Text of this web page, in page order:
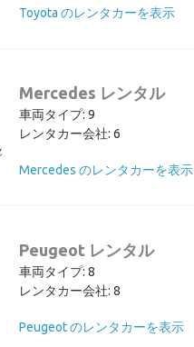
Toyota のレンタカーを表示
Mercedes レンタル
車両タイプ: 9
レンタカー会社: 6
Mercedes のレンタカーを表示
Peugeot レンタル
車両タイプ: 8
レンタカー会社: 8
Peugeot のレンタカーを表示